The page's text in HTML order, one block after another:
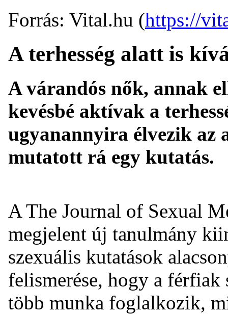
Forrás: Vital.hu (https://
A terhesség alatt is
A várandós nők, annak
kevésbé aktívak a
ugyanannyira élvezik az
mutatott rá egy kutatás.
A The Journal of Sexual
megjelent új tanulmány
szexuális kutatások
felismerése, hogy a
több munka foglalkozik,